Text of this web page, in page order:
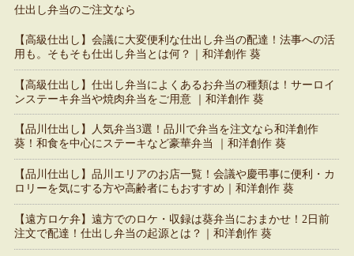
仕出し弁当のご注文なら
【高級仕出し】会議に大変便利な仕出し弁当の配達！法事への活
用も。そもそも仕出し弁当とは何？｜和洋創作 葵
【高級仕出し】仕出し弁当によくあるお弁当の種類は！サーロイ
ンステーキ弁当や焼肉弁当をご用意 ｜和洋創作 葵
【品川仕出し】人気弁当3選！品川で弁当を注文なら和洋創作
葵！和食を中心にステーキなど豪華弁当 ｜和洋創作 葵
【品川仕出し】品川エリアのお店一覧！会議や慶弔事に便利・カ
ロリーを気にする方や高齢者にもおすすめ｜和洋創作 葵
【遠方ロケ弁】遠方でのロケ・収録は葵弁当におまかせ！2日前
注文で配達！仕出し弁当の起源とは？｜和洋創作 葵